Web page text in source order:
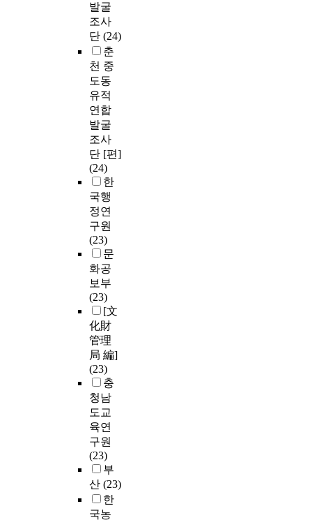
발굴
조사
단 (24)
춘
천 중
도동
유적
연합
발굴
조사
단 [편]
(24)
한
국행
정연
구원
(23)
문
화공
보부
(23)
[文
化財
管理
局 編]
(23)
충
청남
도교
육연
구원
(23)
부
산 (23)
한
국농